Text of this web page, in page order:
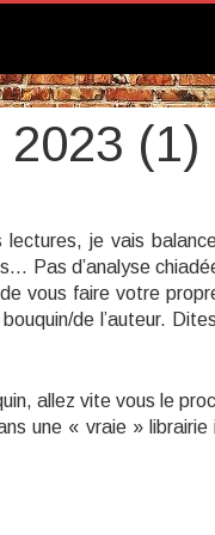
(1)
je vais
Pas d’analyse
vous faire votre
de l’auteur.
allez vite vous le
une « vraie »